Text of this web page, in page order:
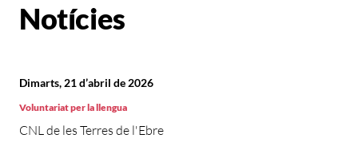
Notícies
CNL de les Terres de l'Ebre
Dimarts, 21 d’abril de 2026
Voluntariat per la llengua